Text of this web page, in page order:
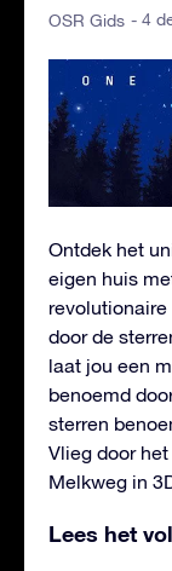
OSR Gids - 4
Ontdek het
eigen huis
door de
laat jou een
benoemd
sterren
Vlieg door
Melkweg in
Lees het